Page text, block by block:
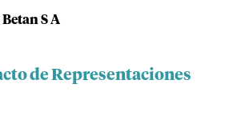
S A
de Representaciones